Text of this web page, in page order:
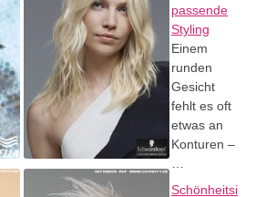
passende
Styling
Einem
runden
Gesicht
fehlt es oft
etwas an
Konturen –
Schönheitsi